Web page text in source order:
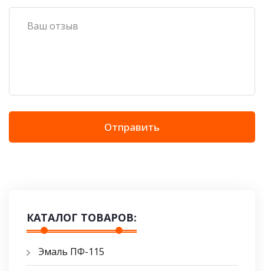
Отправить
КАТАЛОГ ТОВАРОВ:
Эмаль ПФ-115